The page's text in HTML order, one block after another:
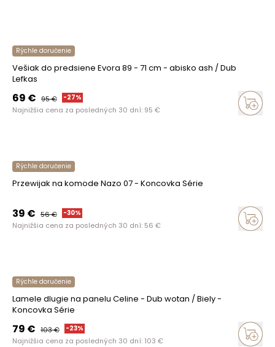
Rýchle doručenie
Vešiak do predsiene Evora 89 - 71 cm - abisko ash / Dub
Lefkas
69 € 95€ -27%
Najnižšia cena za posledných 30 dní: 95 €
Rýchle doručenie
Przewijak na komode Nazo 07 - Koncovka Série
39 € 56€ -30%
Najnižšia cena za posledných 30 dní: 56 €
Rýchle doručenie
Lamele dlugie na panelu Celine - Dub wotan / Biely -
Koncovka Série
79 € 103€ -23%
Najnižšia cena za posledných 30 dní: 103 €